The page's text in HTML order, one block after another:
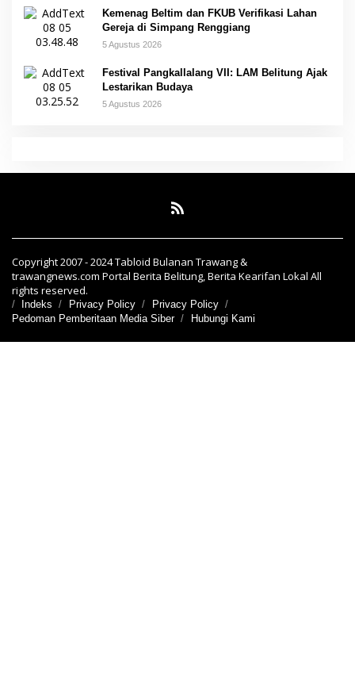
Kemenag Beltim dan FKUB Verifikasi Lahan
Gereja di Simpang Renggiang
5 Agustus 2026
Festival Pangkallalang VII: LAM Belitung Ajak
Lestarikan Budaya
5 Agustus 2026
Copyright 2007 - 2024 Tabloid Bulanan Trawang &
trawangnews.com Portal Berita Belitung, Berita Kearifan Lokal All
rights reserved.
Indeks Privacy Policy
Privacy Policy
Pedoman Pemberitaan Media Siber
Hubungi Kami